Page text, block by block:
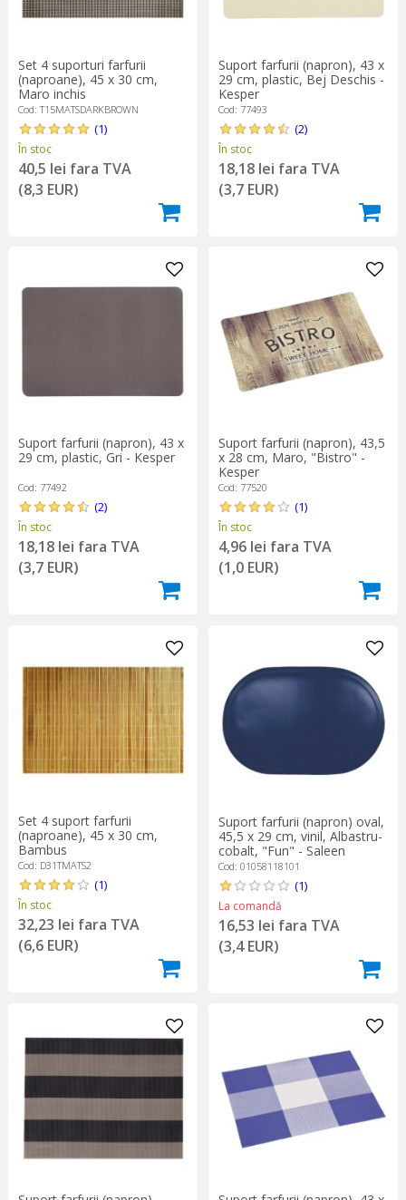
Set 4 suporturi farfurii
(naproane), 45 x 30 cm,
Maro inchis
Cod: T15MATSDARKBROWN
(1)
În stoc
40,5 lei fara TVA
(8,3 EUR)
Suport farfurii (napron), 43 x
29 cm, plastic, Bej Deschis -
Kesper
Cod: 77493
(2)
În stoc
18,18 lei fara TVA
(3,7 EUR)
Suport farfurii (napron), 43 x
29 cm, plastic, Gri - Kesper
Cod: 77492
(2)
În stoc
18,18 lei fara TVA
(3,7 EUR)
Suport farfurii (napron), 43,5
x 28 cm, Maro, "Bistro" -
Kesper
Cod: 77520
(1)
În stoc
4,96 lei fara TVA
(1,0 EUR)
Set 4 suport farfurii
(naproane), 45 x 30 cm,
Bambus
Cod: D31TMATS2
(1)
În stoc
32,23 lei fara TVA
(6,6 EUR)
Suport farfurii (napron) oval,
45,5 x 29 cm, vinil, Albastru-
cobalt, "Fun" - Saleen
Cod: 01058118101
(1)
La comandă
16,53 lei fara TVA
(3,4 EUR)